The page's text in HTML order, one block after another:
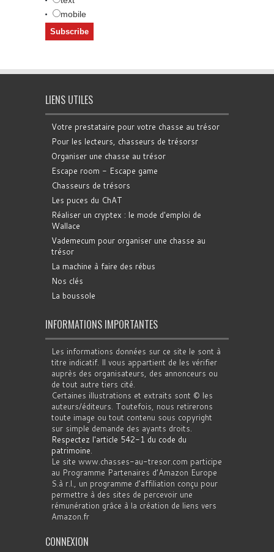
mobile
LIENS UTILES
Votre prestataire pour votre chasse au trésor
Pour les lecteurs, chasseurs de trésorsr
Organiser une chasse au trésor
Escape room - Escape game
Chasseurs de trésors
Les puces du ChAT
Réaliser un cryptex : le mode d'emploi de
Wallace
Vademecum pour organiser une chasse au
trésor
La machine à faire des rébus
Nos clés
La boussole
INFORMATIONS IMPORTANTES
Les informations données sur ce site le sont à
titre indicatif. Il vous appartient de les vérifier
auprès des organisateurs, des annonceurs ou
de tout autre tiers cité.
Certaines illustrations et extraits sont © les
auteurs/éditeurs. Toutefois, nous retirerons
toute image ou tout contenu sous copyright
sur simple demande des ayants droits.
Respectez l'article 542-1 du code du
patrimoine
Le site www.chasses-au-tresor.com participe
au Programme Partenaires d’Amazon Europe
S.à r.l., un programme d’affiliation conçu pour
permettre à des sites de percevoir une
rémunération grâce à la création de liens vers
Amazon.fr
CONNEXION